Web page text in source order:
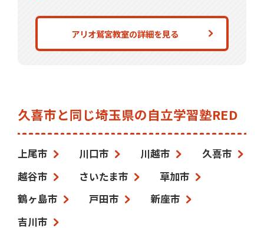
アリオ鷲宮教室の詳細を見る
久喜市と同じ埼玉県の自立学習塾RED
上尾市 川口市 川越市
久喜市
越谷市
さいたま市
草加市
鶴ヶ島市
戸田市
新座市
吉川市